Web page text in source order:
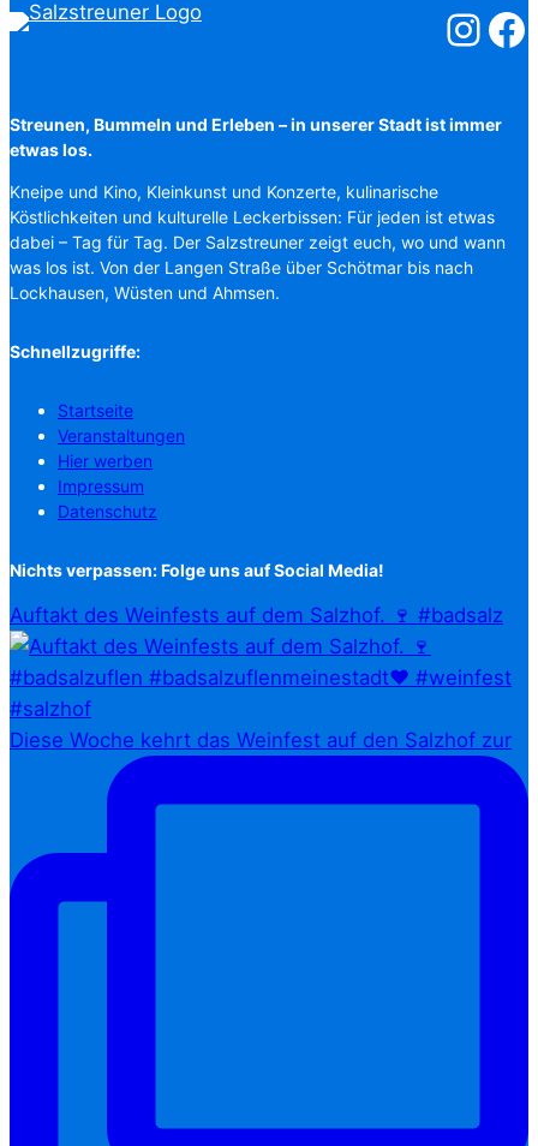
Streunen, Bummeln und Erleben – in unserer Stadt ist immer
etwas los.
Kneipe und Kino, Kleinkunst und Konzerte, kulinarische
Köstlichkeiten und kulturelle Leckerbissen: Für jeden ist etwas
dabei – Tag für Tag. Der Salzstreuner zeigt euch, wo und wann
was los ist. Von der Langen Straße über Schötmar bis nach
Lockhausen, Wüsten und Ahmsen.
Schnellzugriffe:
Startseite
Veranstaltungen
Hier werben
Impressum
Datenschutz
Nichts verpassen: Folge uns auf Social Media!
Auftakt des Weinfests auf dem Salzhof. 🍷 #badsalz
Diese Woche kehrt das Weinfest auf den Salzhof zur